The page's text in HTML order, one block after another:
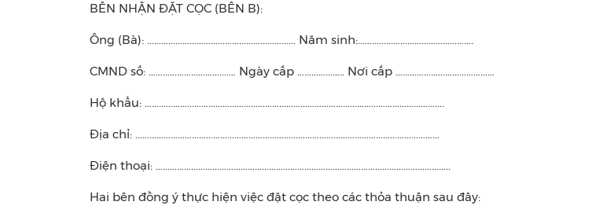
BÊN NHẬN ĐẶT CỌC (BÊN B):
Ông (Bà): ……………………………………………………… Năm sinh:…………...…………………………….
CMND số: ………………………….…… Ngày cấp ……………….. Nơi cấp ……………………………………
Hộ khẩu: ……………………………………………………………………………………………………………….
Địa chỉ: …………………………………………………………………………………………………………………
Điện thoại: ……………………………………………………………………………………………………………..
Hai bên đồng ý thực hiện việc đặt cọc theo các thỏa thuận sau đây: